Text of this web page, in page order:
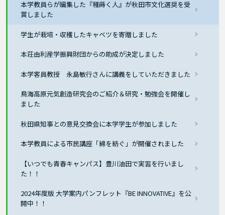
本学教員らが編集した『種蒔く人』が秋田市文化選奨を受
賞しました
学生が栽培・収穫したキャベツを寄贈しました
本荘由利産学振興財団からの助成が決定しました
本学客員教授 永島敏行さんに講義をしていただきました
鳥海高原元気創造研究会のご紹介＆研究・勉強会を開催し
ました
秋田県知事との意見交換会に本学学生が参加しました
本学教員による市民講座「綿を紡ぐ」が開催されました
【いつでも青春キャンパス】豊川油田で実習を行いまし
た！！
2024年度版 大学案内パンフレット『BE INNOVATIVE』を公
開中！！